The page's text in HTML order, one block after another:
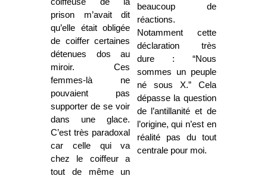
prison m’avait dit
qu’elle était obligée
de coiffer certaines
détenues dos au
miroir. Ces
femmes-là ne
pouvaient pas
supporter de se voir
dans une glace.
C’est très paradoxal
car celle qui va
chez le coiffeur a
tout de même un
beaucoup de
réactions.
Notamment cette
déclaration très
dure : “Nous
sommes un peuple
né sous X.” Cela
dépasse la question
de l’antillanité et de
l’origine, qui n’est en
réalité pas du tout
centrale pour moi.